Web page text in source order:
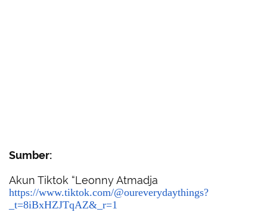
Sumber:
Akun Tiktok “Leonny Atmadja
https://www.tiktok.com/@oureverydaythings?
_t=8iBxHZJTqAZ&_r=1